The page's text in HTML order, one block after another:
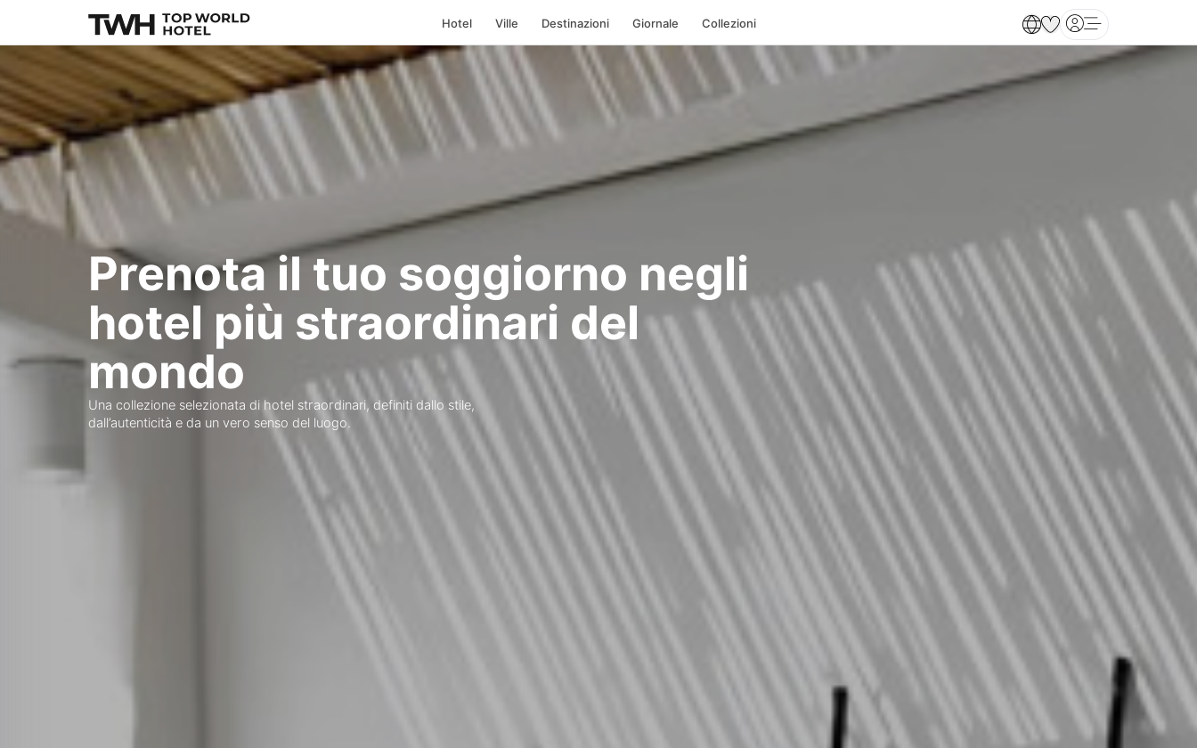
Open main menu
Hotel Ville Destinazioni Giornale Collezioni
Prenota il tuo soggiorno negli
hotel più straordinari del
mondo
Una collezione selezionata di hotel straordinari, definiti dallo stile,
dall’autenticità e da un vero senso del luogo.